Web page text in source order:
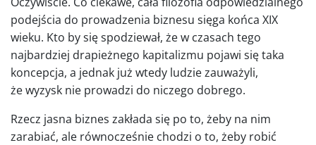
podejścia do prowadzenia biznesu sięga końca XIX
wieku. Kto by się spodziewał, że w czasach tego
najbardziej drapieżnego kapitalizmu pojawi się taka
koncepcja, a jednak już wtedy ludzie zauważyli,
że wyzysk nie prowadzi do niczego dobrego.
Rzecz jasna biznes zakłada się po to, żeby na nim
zarabiać, ale równocześnie chodzi o to, żeby robić